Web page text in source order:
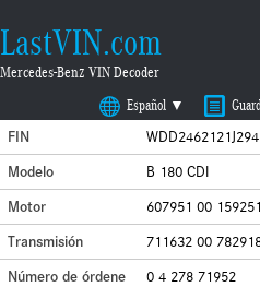
LastVIN.com
Mercedes-Benz VIN Decoder
Español ▼
FIN
Modelo
B 180 CDI
Motor
607951 00 159251
Transmisión
711632 00
Número de órdene
0 4 278 71952